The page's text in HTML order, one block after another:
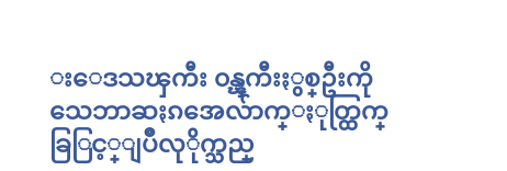
းေဒသၾကီး ၀န္ၾကီးႏွစ္ဦးကို
သေဘာဆႏၵအေလ်ာက္ႏုတ္ထြက္
ခြြင့္ျပဳလုိုက္သည္